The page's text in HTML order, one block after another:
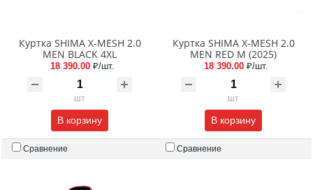
Куртка SHIMA X-MESH 2.0
MEN BLACK 4XL
18 390.00 ₽/шт.
шт
В корзину
Сравнение
Куртка SHIMA X-MESH 2.0
MEN RED M (2025)
18 390.00 ₽/шт.
шт
В корзину
Сравнение